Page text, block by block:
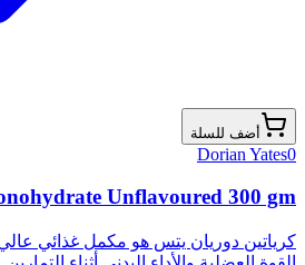
أضف للسلة
Dorian Yates0
Unflavoured 300 gm
كرياتين دوريان يتس هو مكمل غذائي